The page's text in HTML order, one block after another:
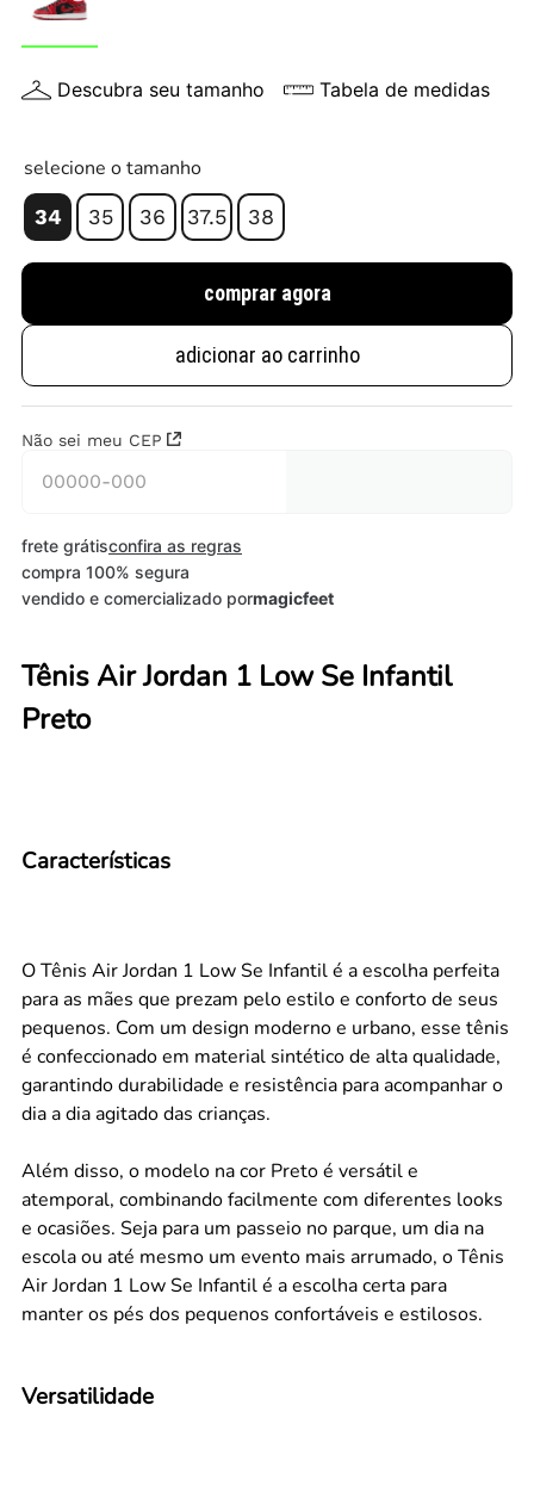
Descubra seu tamanho Tabela de medidas
selecione o tamanho
34 35 36 37.5 38
comprar agora
adicionar ao carrinho
Não sei meu CEP
frete grátisconfira as regras
compra 100% segura
vendido e comercializado pormagicfeet
Tênis Air Jordan 1 Low Se Infantil
Preto
Características
O Tênis Air Jordan 1 Low Se Infantil é a escolha perfeita
para as mães que prezam pelo estilo e conforto de seus
pequenos. Com um design moderno e urbano, esse tênis
é confeccionado em material sintético de alta qualidade,
garantindo durabilidade e resistência para acompanhar o
dia a dia agitado das crianças.
Além disso, o modelo na cor Preto é versátil e
atemporal, combinando facilmente com diferentes looks
e ocasiões. Seja para um passeio no parque, um dia na
escola ou até mesmo um evento mais arrumado, o Tênis
Air Jordan 1 Low Se Infantil é a escolha certa para
manter os pés dos pequenos confortáveis e estilosos.
Versatilidade